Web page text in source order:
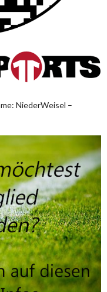
NiederWeisel –